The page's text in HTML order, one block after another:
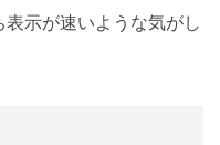
示が速いような気がし